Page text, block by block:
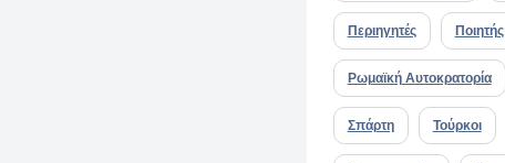
Περιηγητές Ποιητής
Ρωμαϊκή Αυτοκρατορία
Σπάρτη Τούρκοι